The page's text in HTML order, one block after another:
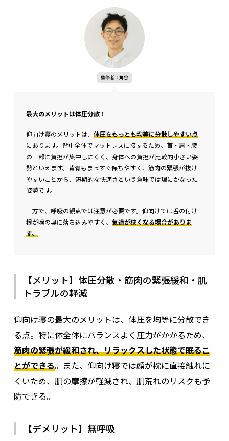
監修者：角谷
最大のメリットは体圧分散！
仰向け寝のメリットは、 体圧をもっとも均等に分散しやすい点
にあります。背中全体でマットレスに接するため、首・肩・腰
の一部に負担が集中しにくく、身体への負担が比較的小さい姿
勢といえます。背骨もまっすぐ保ちやすく、筋肉の緊張が抜け
やすいことから、短期的な快適さという意味では理にかなった
姿勢です。
一方で、呼吸の観点では注意が必要です。仰向けでは舌の付け
根が喉の奥に落ち込みやすく、 気道が狭くなる場合がありま
す。
【メリット】体圧分散・筋肉の緊張緩和・肌
トラブルの軽減
仰向け寝の最大のメリットは、体圧を均等に分散でき
る点。特に体全体にバランスよく圧力がかかるため、
筋肉の緊張が緩和され、リラックスした状態で眠るこ
とができる。また、仰向け寝では顔が枕に直接触れに
くいため、肌の摩擦が軽減され、肌荒れのリスクも予
防できる。
【デメリット】無呼吸